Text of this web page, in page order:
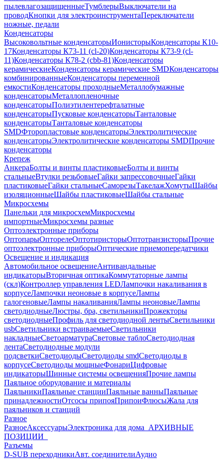
пылевлагозащищенныеТумблерыВыключатели на
проводКнопки для электроинструментаПереключатели
ножные, педали
Конденсаторы
Высоковольтные конденсаторыИонисторыКонденсаторы К10-
17Конденсаторы К73-11 (cl-20)Конденсаторы К73-9 (cl-
11)Конденсаторы К78-2 (cbb-81)Конденсаторы
керамическиеКонденсаторы керамические SMDКонденсаторы
комбинированныеКонденсаторы переменной
емкостиКонденсаторы проходныеМеталлобумажные
конденсаторыМеталлопленочные
конденсаторыПолиэтилентерефталатные
конденсаторыПусковые конденсаторыТанталовые
конденсаторыТанталовые конденсаторы
SMDФторопластовые конденсаторыЭлектролитические
конденсаторыЭлектролитические конденсаторы SMDПрочие
конденсаторы
Крепеж
АнкераБолты и винты пластиковыеБолты и винты
стальныеВтулки резьбовыеГайки запрессовочныеГайки
пластиковыеГайки стальныеСаморезыТакелажХомутыШайбы
изоляционныеШайбы пластиковыеШайбы стальные
Микросхемы
Панельки для микросхемМикросхемы
импортныеМикросхемы разные
Оптоэлектронные приборы
ОптопарыОпторелеОптотиристорыОптотранзисторыПрочие
оптоэлектронные приборыОптические приемопередатчики
Освещение и индикация
Автомобильное освещениеАнтивандальные
индикаторыВторичная оптикаКоммутаторные лампы
(скл)Контроллер управления LEDЛампочки накаливания в
корпусеЛампочки неоновые в корпусеЛампы
галогеновыеЛампы накаливанияЛампы неоновыеЛампы
светодиодныеЛюстры, бра, светильникиПрожекторы
светодиодныеПрофиль для светодиодной лентыСветильники
usbСветильники встраиваемыеСветильники
накладныеСветоарматураСветовые таблоСветодиодная
лентаСветодиодные модули
подсветкиСветодиодыСветодиоды smdСветодиоды в
корпусеСветодиоды мощныеФонариЦифровые
индикаторыШинные системы освещенияПрочие лампы
Паяльное оборудование и материалы
ПаяльникиПаяльные станцииПаяльные ванныПаяльные
принадлежностиОтсосы припояПрипоиФлюсыЖала для
паяльников и станций
Разное
РазноеАксессуарыЭлектроника для дома _АРХИВНЫЕ
ПОЗИЦИИ_
Разъемы
D-SUB переходникиАвт. соединителиАудио